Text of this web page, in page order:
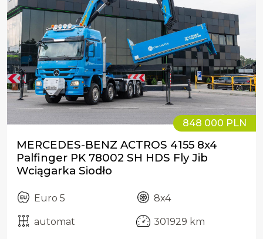
848 000 PLN
MERCEDES-BENZ ACTROS 4155 8x4
Palfinger PK 78002 SH HDS Fly Jib
Wciągarka Siodło
Euro 5 8x4
automat 301929 km